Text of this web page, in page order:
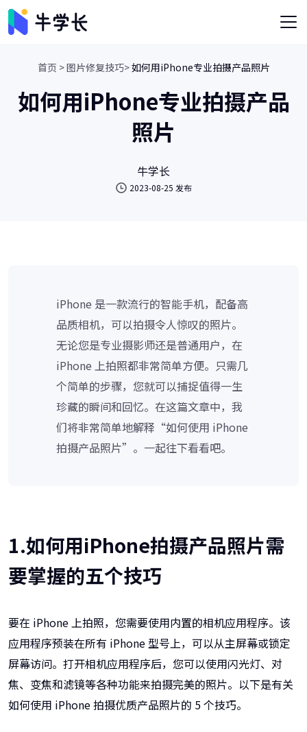
首页 >图片修复技巧>如何用iPhone专业拍摄产品照片
如何用iPhone专业拍摄产品
照片
牛学长
2023-08-25 发布
iPhone 是一款流行的智能手机，配备高
品质相机，可以拍摄令人惊叹的照片。
无论您是专业摄影师还是普通用户，在
iPhone 上拍照都非常简单方便。只需几
个简单的步骤，您就可以捕捉值得一生
珍藏的瞬间和回忆。在这篇文章中，我
们将非常简单地解释“如何使用 iPhone
拍摄产品照片”。一起往下看看吧。
1.如何用iPhone拍摄产品照片需
要掌握的五个技巧
要在 iPhone 上拍照，您需要使用内置的相机应用程序。该
应用程序预装在所有 iPhone 型号上，可以从主屏幕或锁定
屏幕访问。打开相机应用程序后，您可以使用闪光灯、对
焦、变焦和滤镜等各种功能来拍摄完美的照片。以下是有关
如何使用 iPhone 拍摄优质产品照片的 5 个技巧。